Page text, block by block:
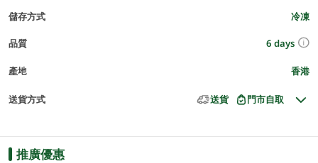
儲存方式 冷凍
品質 6 days
產地 香港
送貨方式 送貨 門市自取
推廣優惠